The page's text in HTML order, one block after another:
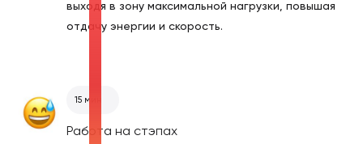
выходя в зону максимальной нагрузки, повышая
отдачу энергии и скорость.
15 мин
Работа на стэпах